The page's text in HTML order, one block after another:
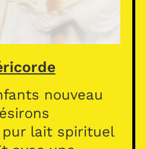
nouveau
lait spirituel